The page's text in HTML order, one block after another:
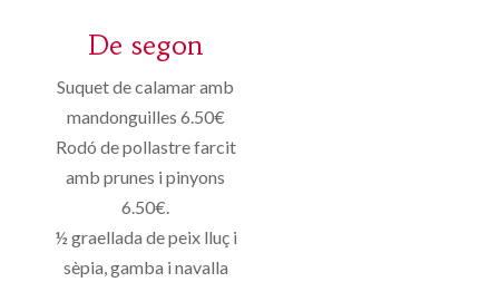
De segon
Suquet de calamar amb
mandonguilles 6.50€
Rodó de pollastre farcit
amb prunes i pinyons
6.50€.
½ graellada de peix lluç i
sèpia, gamba i navalla